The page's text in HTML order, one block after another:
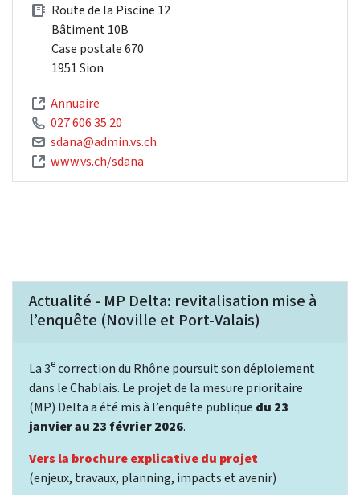
Route de la Piscine 12
Bâtiment 10B
Case postale 670
1951 Sion
Annuaire
027 606 35 20
sdana@admin.vs.ch
www.vs.ch/sdana
Actualité - MP Delta: revitalisation mise à
l’enquête (Noville et Port-Valais)
La 3ecorrection du Rhône poursuit son déploiement
dans le Chablais. Le projet de la mesure prioritaire
(MP) Delta a été mis à l’enquête publique du 23
janvier au 23 février 2026.
Vers la brochure explicative du projet
(enjeux, travaux, planning, impacts et avenir)